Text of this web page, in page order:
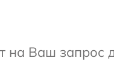
на Ваш запрос